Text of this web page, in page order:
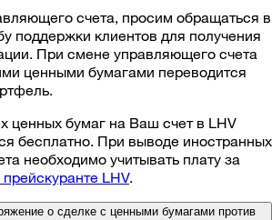
счета, просим обращаться в
поддержки клиентов для получения
При смене управляющего счета
ценными бумагами переводится
ценных бумаг на Ваш счет в LHV
бесплатно. При выводе иностранных
необходимо учитывать плату за
LHV.
о сделке с ценными бумагами против